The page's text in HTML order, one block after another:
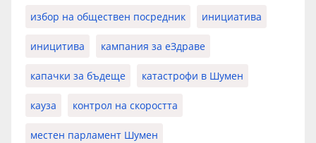
избор на обществен посредник инициатива
иницитива кампания за еЗдраве
капачки за бъдеще катастрофи в Шумен
кауза контрол на скоростта
местен парламент Шумен